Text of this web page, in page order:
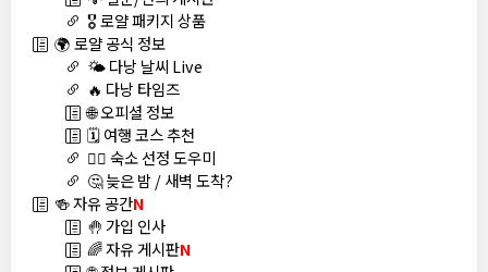
🎖️ 로얄 패키지 상품
🌍 로얄 공식 정보
🌤️ 다낭 날씨 Live
🔥 다낭 타임즈
🌐 오피셜 정보
🗓️ 여행 코스 추천
🏊‍♀️ 숙소 선정 도우미
🤔 늦은 밤 / 새벽 도착?
🍻 자유 공간N
🤚 가입 인사
🌈 자유 게시판N